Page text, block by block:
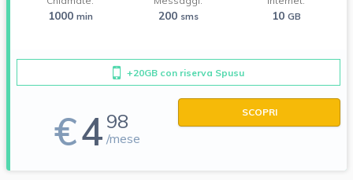
1000 min 200 sms 10 GB
+20GB con riserva Spusu
€4 98
/mese
SCOPRI